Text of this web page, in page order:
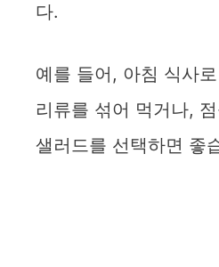
다.
예를 들어, 아침 식사
리류를 섞어 먹거나,
샐러드를 선택하면 좋